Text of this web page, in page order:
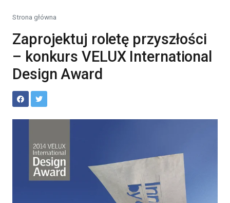
Strona główna
Zaprojektuj roletę przyszłości
– konkurs VELUX International
Design Award